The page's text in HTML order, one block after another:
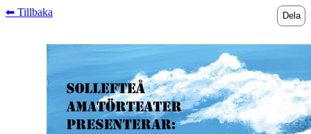
⬅︎ Tillbaka Dela